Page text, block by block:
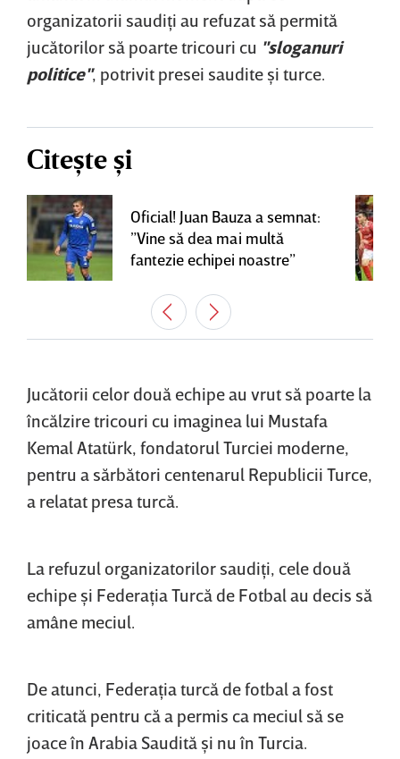
organizatorii saudiţi au refuzat să permită
jucătorilor să poarte tricouri cu "sloganuri
politice", potrivit presei saudite şi turce.
Citește și
Oficial! Juan Bauza a semnat:
”Vine să dea mai multă
fantezie echipei noastre”
Jucătorii celor două echipe au vrut să poarte la
încălzire tricouri cu imaginea lui Mustafa
Kemal Atatürk, fondatorul Turciei moderne,
pentru a sărbători centenarul Republicii Turce,
a relatat presa turcă.
La refuzul organizatorilor saudiţi, cele două
echipe şi Federaţia Turcă de Fotbal au decis să
amâne meciul.
De atunci, Federaţia turcă de fotbal a fost
criticată pentru că a permis ca meciul să se
joace în Arabia Saudită şi nu în Turcia.